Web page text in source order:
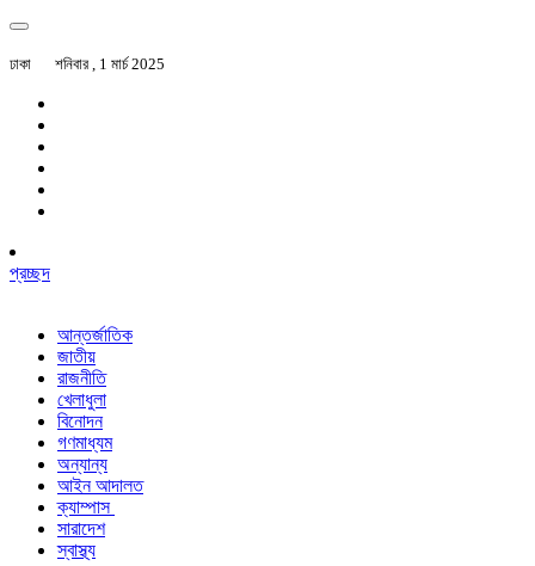
ঢাকা শনিবার , 1 মার্চ 2025
প্রচ্ছদ
আন্তর্জাতিক
জাতীয়
রাজনীতি
খেলাধুলা
বিনোদন
গণমাধ্যম
অন্যান্য
আইন আদালত
ক্যাম্পাস
সারাদেশ
স্বাস্থ্য